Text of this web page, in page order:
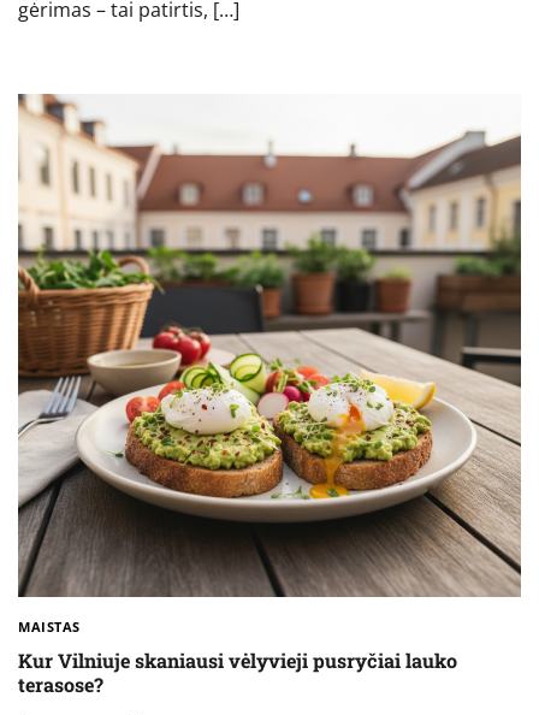
gėrimas – tai patirtis, […]
MAISTAS
Kur Vilniuje skaniausi vėlyvieji pusryčiai lauko
terasose?